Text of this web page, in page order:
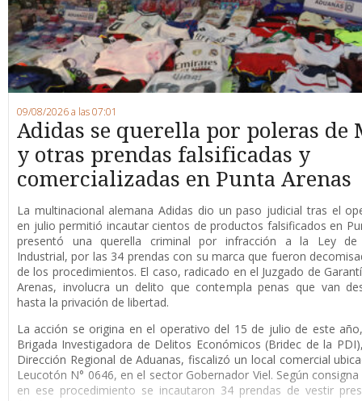
09/08/2026 a las 07:01
Adidas se querella por poleras de
y otras prendas falsificadas y
comercializadas en Punta Arenas
La multinacional alemana Adidas dio un paso judicial tras el
en julio permitió incautar cientos de productos falsificados en
presentó una querella criminal por infracción a la Ley de
Industrial, por las 34 prendas con su marca que fueron
de los procedimientos. El caso, radicado en el Juzgado de
Arenas, involucra un delito que contempla penas que van
hasta la privación de libertad.
La acción se origina en el operativo del 15 de julio de este
Brigada Investigadora de Delitos Económicos (Bridec de la
Dirección Regional de Aduanas, fiscalizó un local comercial
Leucotón N° 0646, en el sector Gobernador Viel. Según
en ese procedimiento se incautaron 34 prendas de vestir